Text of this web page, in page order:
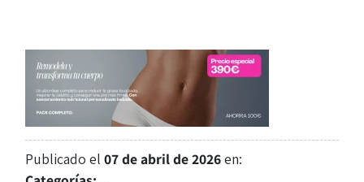
Publicado el07 de abril de 2026en: